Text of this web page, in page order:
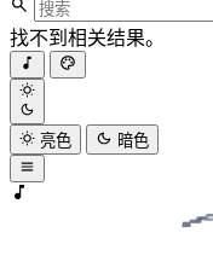
找不到相关结果。
亮色 暗色